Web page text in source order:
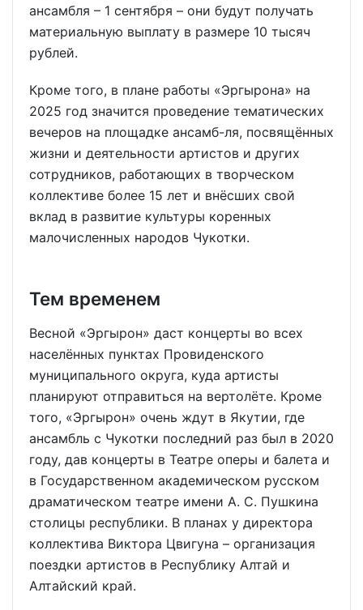
ансамбля – 1 сентября – они будут получать
материальную выплату в размере 10 тысяч
рублей.
Кроме того, в плане работы «Эргырона» на
2025 год значится проведение тематических
вечеров на площадке ансамб-ля, посвящённых
жизни и деятельности артистов и других
сотрудников, работающих в творческом
коллективе более 15 лет и внёсших свой
вклад в развитие культуры коренных
малочисленных народов Чукотки.
Тем временем
Весной «Эргырон» даст концерты во всех
населённых пунктах Провиденского
муниципального округа, куда артисты
планируют отправиться на вертолёте. Кроме
того, «Эргырон» очень ждут в Якутии, где
ансамбль с Чукотки последний раз был в 2020
году, дав концерты в Театре оперы и балета и
в Государственном академическом русском
драматическом театре имени А. С. Пушкина
столицы республики. В планах у директора
коллектива Виктора Цвигуна – организация
поездки артистов в Республику Алтай и
Алтайский край.